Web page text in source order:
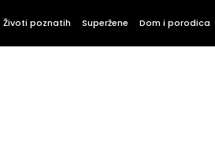
Životi poznatih Superžene Dom i porodica